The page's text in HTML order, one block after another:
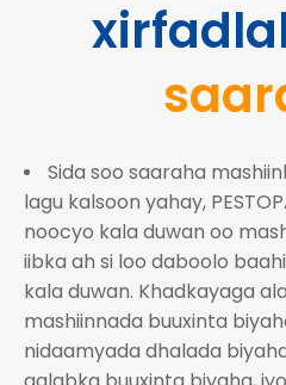
Sida soo saaraha
lagu kalsoon yahay,
noocyo kala duwan oo
iibka ah si loo daboolo
kala duwan. Khadkayaga
mashiinnada buuxinta
nidaamyada dhalada